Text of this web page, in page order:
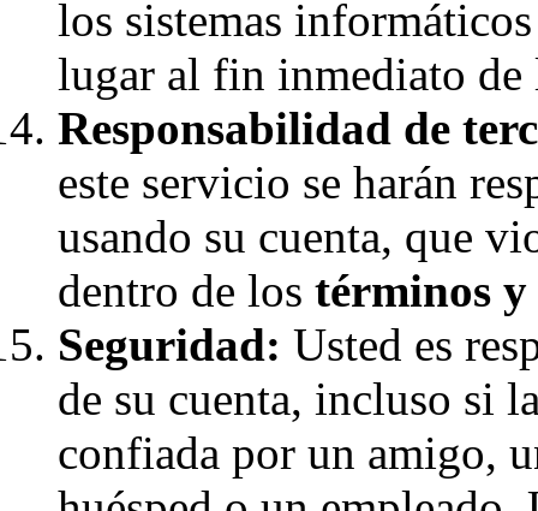
los sistemas
lugar al fin inmediato de
Responsabilidad de
este servicio se harán
usando su cuenta, que
dentro de los términos y
Seguridad: Usted es
de su cuenta, incluso si
confiada por un amigo,